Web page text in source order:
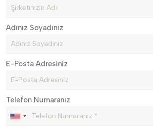
Adınız Soyadınız
E-Posta Adresiniz
Telefon Numaranız